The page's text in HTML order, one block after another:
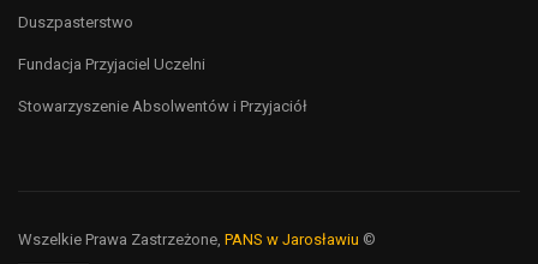
Duszpasterstwo
Fundacja Przyjaciel Uczelni
Stowarzyszenie Absolwentów i Przyjaciół
Wszelkie Prawa Zastrzeżone, PANS w Jarosławiu ©